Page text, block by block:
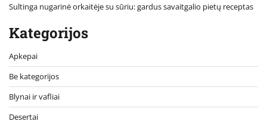
Sultinga nugarinė orkaitėje su sūriu: gardus savaitgalio pietų receptas
Kategorijos
Apkepai
Be kategorijos
Blynai ir vafliai
Desertai